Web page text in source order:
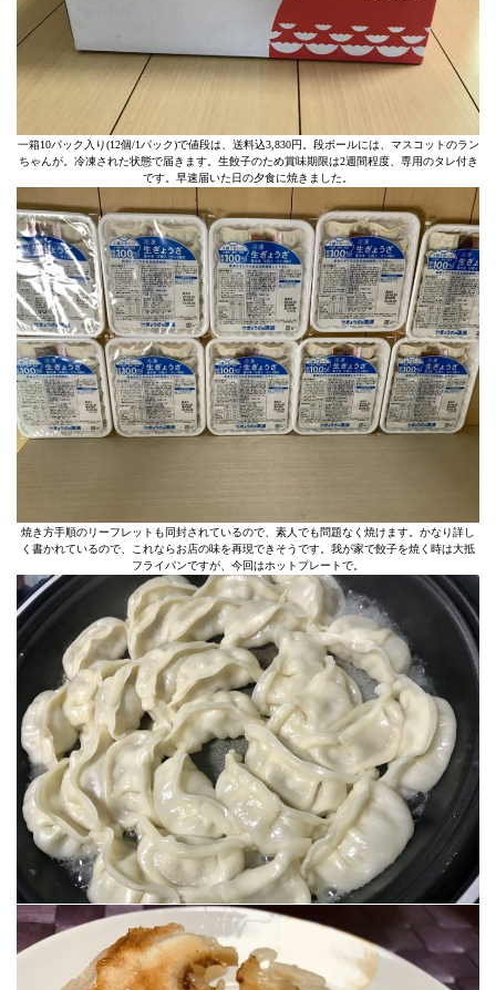
一箱10パック入り(12個/1パック)で値段は、送料込3,830円。段ボールには、マスコットのラン
ちゃんが。冷凍された状態で届きます。生餃子のため賞味期限は2週間程度、専用のタレ付き
です。早速届いた日の夕食に焼きました。
焼き方手順のリーフレットも同封されているので、素人でも問題なく焼けます。かなり詳し
く書かれているので、これならお店の味を再現できそうです。我が家で餃子を焼く時は大抵
フライパンですが、今回はホットプレートで。